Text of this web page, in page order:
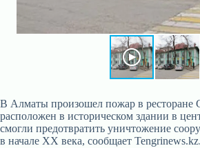
В Алматы произошел пожар в ресторане
расположен в историческом здании в
смогли предотвратить уничтожение
в начале XX века, сообщает Tengrinews.kz.